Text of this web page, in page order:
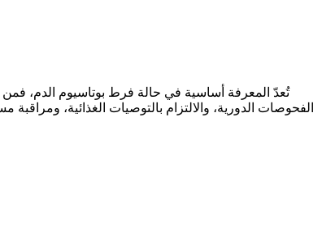
تُعدّ المعرفة أساسية في حالة فرط بوتاسيوم الدم،
الفحوصات الدورية، والالتزام بالتوصيات الغذائية،